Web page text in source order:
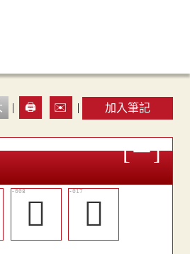
| 🖨️ ✉️ | 加入筆記
𨈄
󵴪